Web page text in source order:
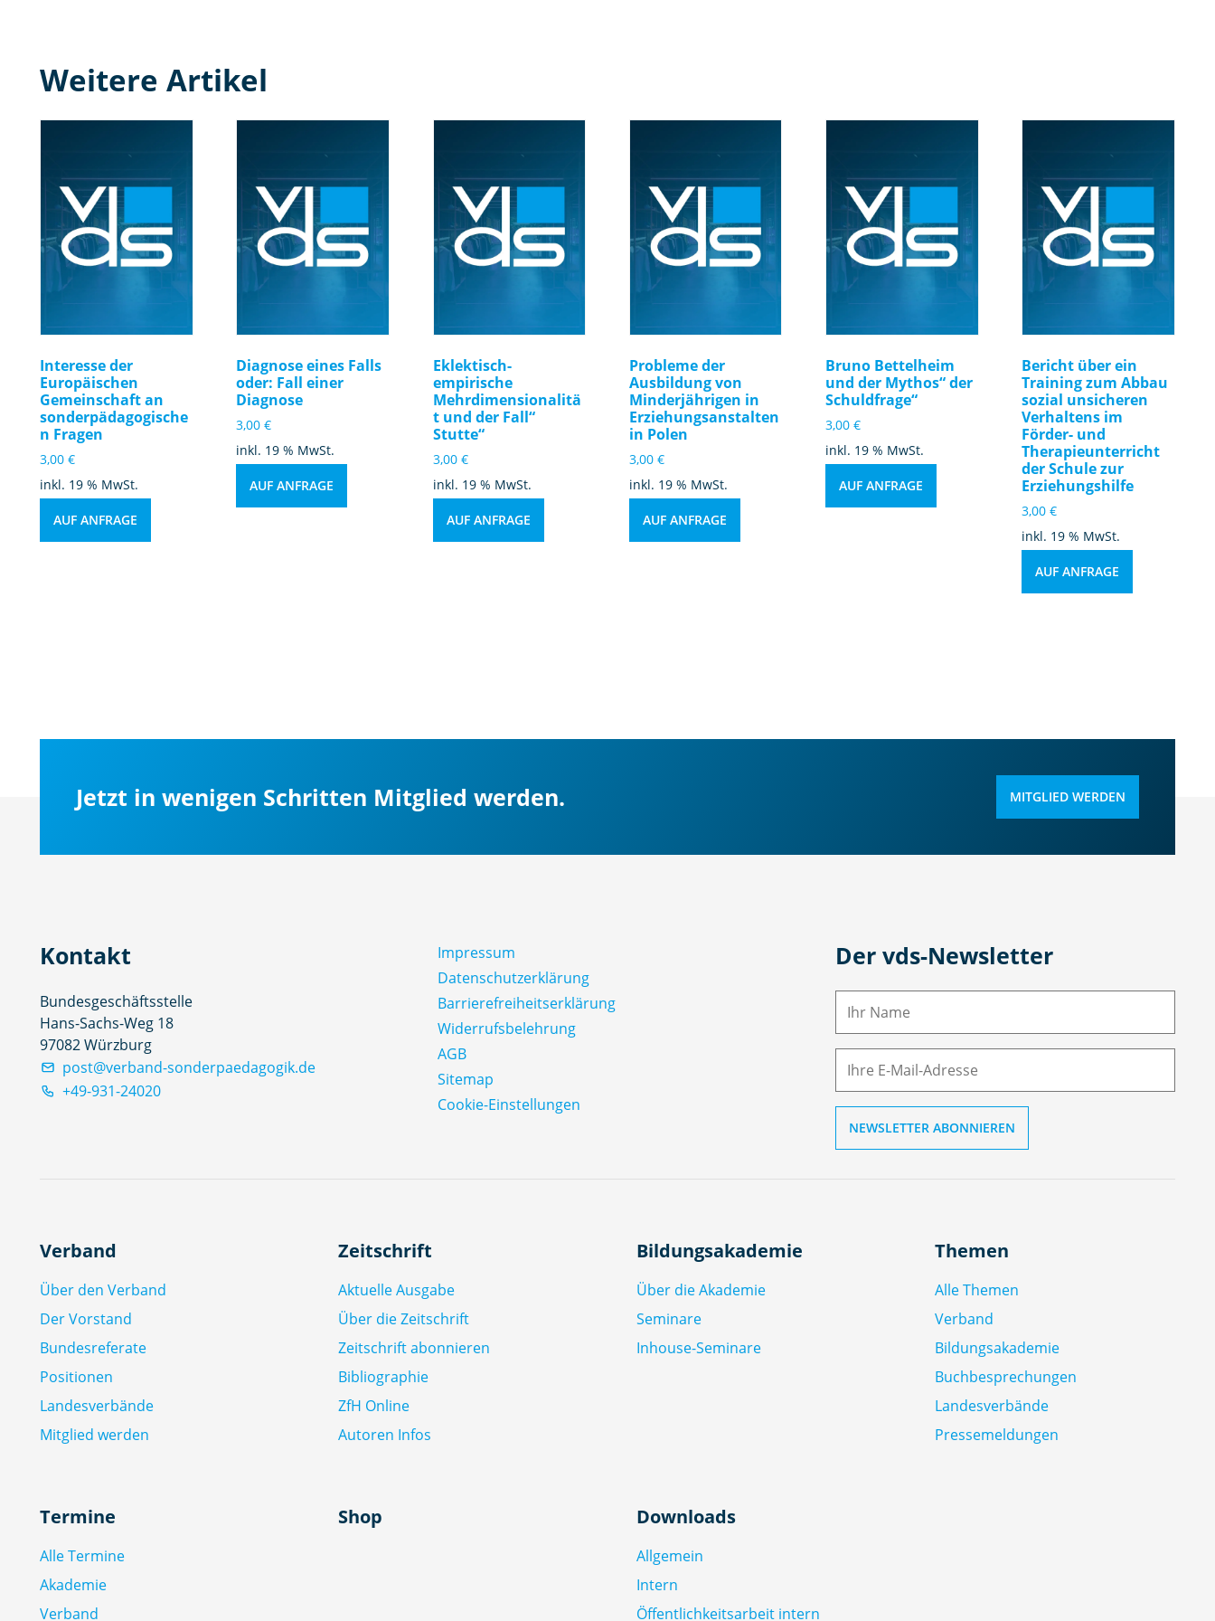
Weitere Artikel
Interesse der
Europäischen
Gemeinschaft an
sonderpädagogische
n Fragen
3,00 €
inkl. 19 % MwSt.
AUF ANFRAGE
Diagnose eines Falls
oder: Fall einer
Diagnose
3,00€
inkl. 19 % MwSt.
AUF ANFRAGE
Eklektisch-
empirische
Mehrdimensionalitä
t und der Fall“
Stutte“
3,00 €
inkl. 19 % MwSt.
AUF ANFRAGE
Probleme der
Ausbildung von
Minderjährigen in
Erziehungsanstalten
in Polen
3,00 €
inkl. 19 % MwSt.
AUF ANFRAGE
Bruno Bettelheim
und der Mythos“ der
Schuldfrage“
3,00€
inkl. 19 % MwSt.
AUF ANFRAGE
Bericht über ein
Training zum Abbau
sozial unsicheren
Verhaltens im
Förder- und
Therapieunterricht
der Schule zur
Erziehungshilfe
3,00€
inkl. 19 % MwSt.
AUF ANFRAGE
Jetzt in wenigen Schritten Mitglied werden. MITGLIED WERDEN
Kontakt
Bundesgeschäftsstelle
Hans-Sachs-Weg 18
97082 Würzburg
post@verband-sonderpaedagogik.de
+49-931-24020
Impressum
Datenschutz­erklärung
Barrierefreiheitserklärung
Widerrufsbelehrung
AGB
Sitemap
Cookie-Einstellungen
Der vds-Newsletter
N
M
Verband
Über den Verband
Der Vorstand
Bundesreferate
Positionen
Landesverbände
Mitglied werden
Zeitschrift
Aktuelle Ausgabe
Über die Zeitschrift
Zeitschrift abonnieren
Bibliographie
ZfH Online
Autoren Infos
Bildungsakademie
Über die Akademie
Seminare
Inhouse-Seminare
Themen
Alle Themen
Verband
Bildungsakademie
Buchbesprechungen
Landesverbände
Pressemeldungen
Termine
Alle Termine
Akademie
Verband
Shop Downloads
Allgemein
Intern
Öffentlichkeitsarbeit intern